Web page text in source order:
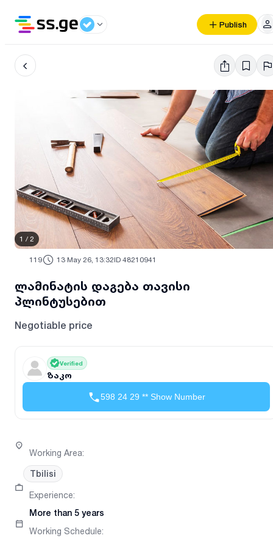
Publish
1 / 2
119 13 May 26, 13:32ID 48210941
ლამინატის დაგება თავისი
პლინტუსებით
Negotiable price
Verified
ზაკო
598 24 29 ** Show Number
Working Area:
Tbilisi
Experience:
More than 5 years
Working Schedule: